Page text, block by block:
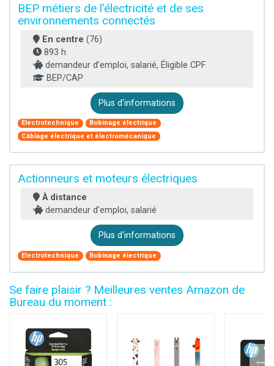
BEP métiers de l'électricité et de ses
environnements connectés
En centre (76)
893 h
demandeur d’emploi, salarié, Éligible CPF
BEP/CAP
Plus d'informations
Electrotechnique
Bobinage électrique
Câblage électrique et électromécanique
Actionneurs et moteurs électriques
À distance
demandeur d’emploi, salarié
Plus d'informations
Electrotechnique Bobinage électrique
Se faire plaisir ? Meilleures ventes Amazon de
Bureau du moment :